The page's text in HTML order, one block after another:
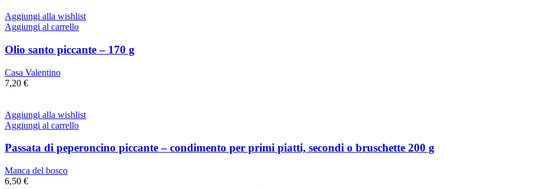
Aggiungi alla wishlist
Aggiungi al carrello
Olio santo piccante – 170 g
Casa Valentino
7,20 €
Aggiungi alla wishlist
Aggiungi al carrello
Passata di peperoncino piccante – condimento per primi piatti, secondi o bruschette 200 g
Manca del bosco
6,50 €